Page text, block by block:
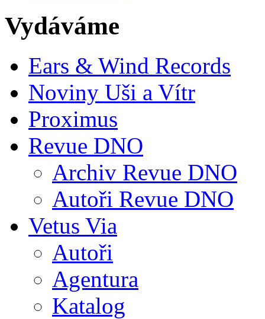
Vydáváme
Ears & Wind Records
Noviny Uši a Vítr
Proximus
Revue DNO
Archiv Revue DNO
Autoři Revue DNO
Vetus Via
Autoři
Agentura
Katalog